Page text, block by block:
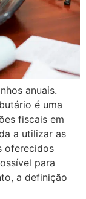
anuais.
é uma
fiscais em
a utilizar as
oferecidos
para
a definição